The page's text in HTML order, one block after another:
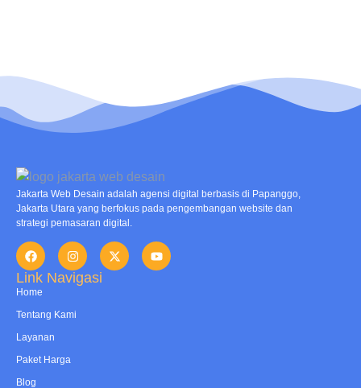
Jakarta Web Desain adalah agensi digital berbasis di Papanggo,
Jakarta Utara yang berfokus pada pengembangan website dan
strategi pemasaran digital.
Link Navigasi
Home
Tentang Kami
Layanan
Paket Harga
Blog